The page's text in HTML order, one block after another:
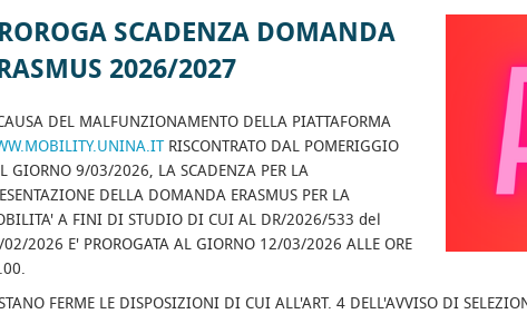
SCADENZA DOMANDA
2026/2027
DEL MALFUNZIONAMENTO DELLA PIATTAFORMA
RISCONTRATO DAL POMERIGGIO
GIORNO 9/03/2026, LA SCADENZA PER LA
DELLA DOMANDA ERASMUS PER LA
A FINI DI STUDIO DI CUI AL DR/2026/533 del
2026 E' PROROGATA AL GIORNO 12/03/2026 ALLE ORE
FERME LE DISPOSIZIONI DI CUI ALL'ART. 4 DELL'AVVISO DI